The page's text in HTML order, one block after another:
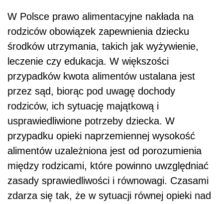
W Polsce prawo alimentacyjne nakłada na
rodziców obowiązek zapewnienia dziecku
środków utrzymania, takich jak wyżywienie,
leczenie czy edukacja. W większości
przypadków kwota alimentów ustalana jest
przez sąd, biorąc pod uwagę dochody
rodziców, ich sytuację majątkową i
usprawiedliwione potrzeby dziecka. W
przypadku opieki naprzemiennej wysokość
alimentów uzależniona jest od porozumienia
między rodzicami, które powinno uwzględniać
zasady sprawiedliwości i równowagi. Czasami
zdarza się tak, że w sytuacji równej opieki nad